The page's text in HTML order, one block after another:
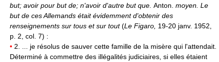
but; avoir pour but de; n'avoir d'autre but que. Anton. moyen. Le
but de ces Allemands était évidemment d'obtenir des
renseignements sur tous et sur tout(Le Figaro, 19-20 janv. 1952,
p. 2, col. 7) :
• 2. ... je résolus de sauver cette famille de la misère qui l'attendait.
Déterminé à commettre des illégalités judiciaires, si elles étaient